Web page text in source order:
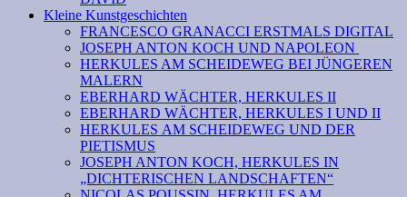
Kleine Kunstgeschichten
FRANCESCO GRANACCI ERSTMALS DIGITAL
JOSEPH ANTON KOCH UND NAPOLEON
HERKULES AM SCHEIDEWEG BEI JÜNGEREN
MALERN
EBERHARD WÄCHTER, HERKULES II
EBERHARD WÄCHTER, HERKULES I UND II
HERKULES AM SCHEIDEWEG UND DER
PIETISMUS
JOSEPH ANTON KOCH, HERKULES IN
„DICHTERISCHEN LANDSCHAFTEN“